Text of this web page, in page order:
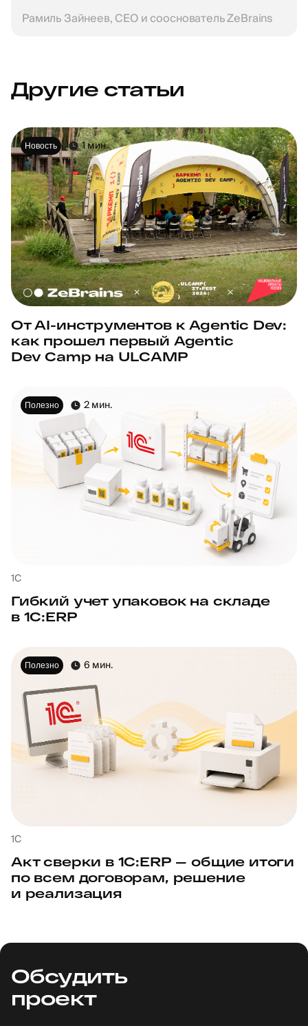
Рамиль Зайнеев, CEO и сооснователь ZeBrains
Другие статьи
Новость 1 мин.
От AI-инструментов к Agentic Dev:
как прошел первый Agentic
Dev Camp на ULCAMP
Полезно 2 мин.
1С
Гибкий учет упаковок на складе
в 1С:ERP
Полезно 6 мин.
1С
Акт сверки в 1С:ERP — общие итоги
по всем договорам, решение
и реализация
Обсудить
проект